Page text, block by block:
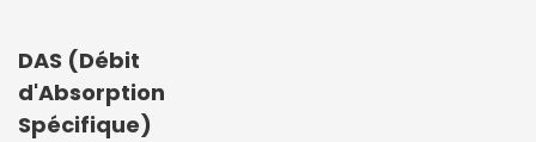
DAS (Débit
d'Absorption
Spécifique)